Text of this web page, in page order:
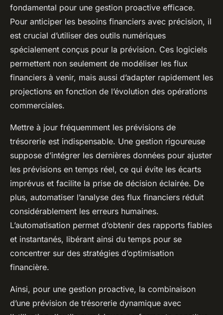
fondamental pour une gestion proactive efficace.
Pour anticiper les besoins financiers avec précision, il
est crucial d’utiliser des outils numériques
spécialement conçus pour la prévision. Ces logiciels
permettent non seulement de modéliser les flux
financiers à venir, mais aussi d’adapter rapidement les
projections en fonction de l’évolution des opérations
commerciales.
Mettre à jour fréquemment les prévisions de
trésorerie est indispensable. Une gestion rigoureuse
suppose d’intégrer les dernières données pour ajuster
les prévisions en temps réel, ce qui évite les écarts
imprévus et facilite la prise de décision éclairée. De
plus, automatiser l’analyse des flux financiers réduit
considérablement les erreurs humaines.
L’automatisation permet d’obtenir des rapports fiables
et instantanés, libérant ainsi du temps pour se
concentrer sur des stratégies d’optimisation
financière.
Ainsi, pour une gestion proactive, la combinaison
d’une prévision de trésorerie dynamique avec